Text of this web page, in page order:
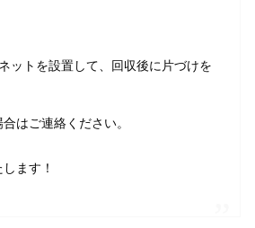
ットを設置して、回収後に片づけを
はご連絡ください。
ます！